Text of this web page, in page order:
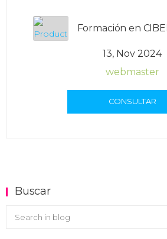
Formación en
13, Nov 2024
webmaster
CONSULTAR
Buscar
Buscar en el blog